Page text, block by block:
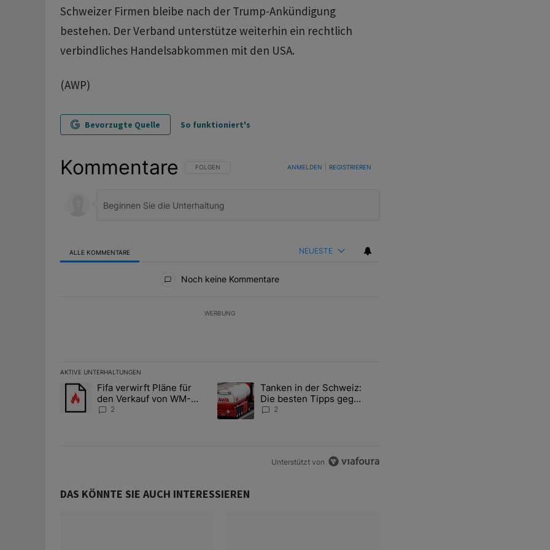
Schweizer Firmen bleibe nach der Trump-Ankündigung
bestehen. Der Verband unterstütze weiterhin ein rechtlich
verbindliches Handelsabkommen mit den USA.
(AWP)
Bevorzugte Quelle So funktioniert's
Kommentare FOLGE DIESER UNTERHALTUNG, UM BENACHRICHTIGT ZU WERDEN, WENN NEUE KOMMENTARE VERÖFFENTLICHT
FOLGEN ANMELDEN REGISTRIEREN
ALLE KOMMENTARE NEUESTE
Noch keine Kommentare
WERBUNG
AKTIVE UNTERHALTUNGEN
Das Folgende ist eine Liste der am meisten kommentierten Artikel der letzten 7 days.
Ein Trendartikel mit dem Titel "Fifa verwirft Pläne für den Verkauf von WM-Anteilen" mit 2 kommentare.
Fifa verwirft Pläne für
den Verkauf von WM-
Anteilen
2
Ein Trendartikel mit dem Titel "Tanken in der Schweiz: Die besten Tipps gegen
Tanken in der Schweiz:
Die besten Tipps gegen
teuren Sprit
2
Unterstützt von
DAS KÖNNTE SIE AUCH INTERESSIEREN